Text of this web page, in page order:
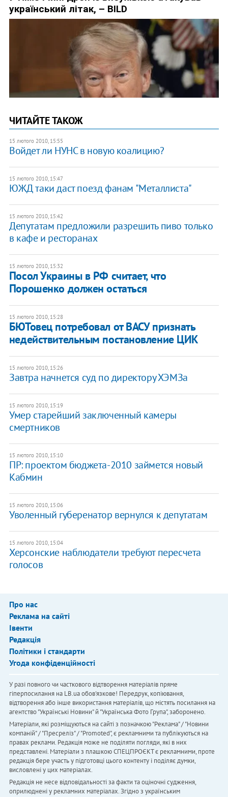
ЧИТАЙТЕ ТАКОЖ
15 лютого 2010, 15:55
Войдет ли НУНС в новую коалицию?
15 лютого 2010, 15:47
ЮЖД таки даст поезд фанам "Металлиста"
15 лютого 2010, 15:42
Депутатам предложили разрешить пиво только
в кафе и ресторанах
15 лютого 2010, 15:32
Посол Украины в РФ считает, что
Порошенко должен остаться
15 лютого 2010, 15:28
БЮТовец потребовал от ВАСУ признать
недействительным постановление ЦИК
15 лютого 2010, 15:26
Завтра начнется суд по директору ХЭМЗа
15 лютого 2010, 15:19
Умер старейший заключенный камеры
смертников
15 лютого 2010, 15:10
ПР: проектом бюджета-2010 займется новый
Кабмин
15 лютого 2010, 15:06
Уволенный губеренатор вернулся к депутатам
15 лютого 2010, 15:04
Херсонские наблюдатели требуют пересчета
голосов
Про нас
Реклама на сайті
Івенти
Редакція
Політики і стандарти
Угода конфіденційності
У разі повного чи часткового відтворення матеріалів пряме
гіперпосилання на LB.ua обов'язкове! Передрук, копіювання,
відтворення або інше використання матеріалів, що містять посилання на
агентство "Українськi Новини" й "Українська Фото Група", заборонено.
Матеріали, які розміщуються на сайті з позначкою "Реклама" / "Новини
компаній" / "Пресреліз" / "Promoted", є рекламними та публікуються на
правах реклами. Редакція може не поділяти погляди, які в них
представлені. Матеріали з плашкою СПЕЦПРОЄКТ є рекламними, проте
редакція бере участь у підготовці цього контенту і поділяє думки,
висловлені у цих матеріалах.
Редакція не несе відповідальності за факти та оціночні судження,
оприлюднені у рекламних матеріалах. Згідно з українським